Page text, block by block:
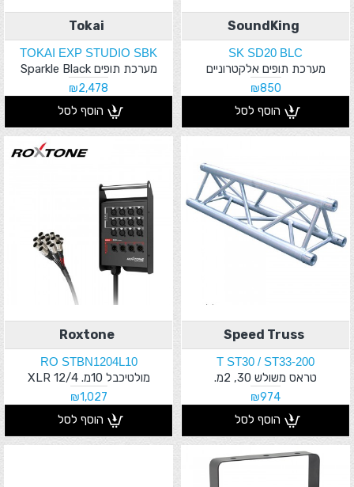
SoundKing
SK SD20 BLC
מערכת תופים אלקטרוניים
₪850
הוסף לסל
Tokai
TOKAI EXP STUDIO SBK
מערכת תופים Sparkle Black
₪2,478
הוסף לסל
Speed Truss
T ST30 / ST33-200
טראס משולש 30, 2מ.
₪974
הוסף לסל
Roxtone
RO STBN1204L10
מולטיכבל 10מ. 12/4 XLR
₪1,027
הוסף לסל